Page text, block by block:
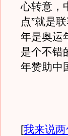
心转意，
点”就是
年是奥运
是个不错
年赞助中
[我来说两